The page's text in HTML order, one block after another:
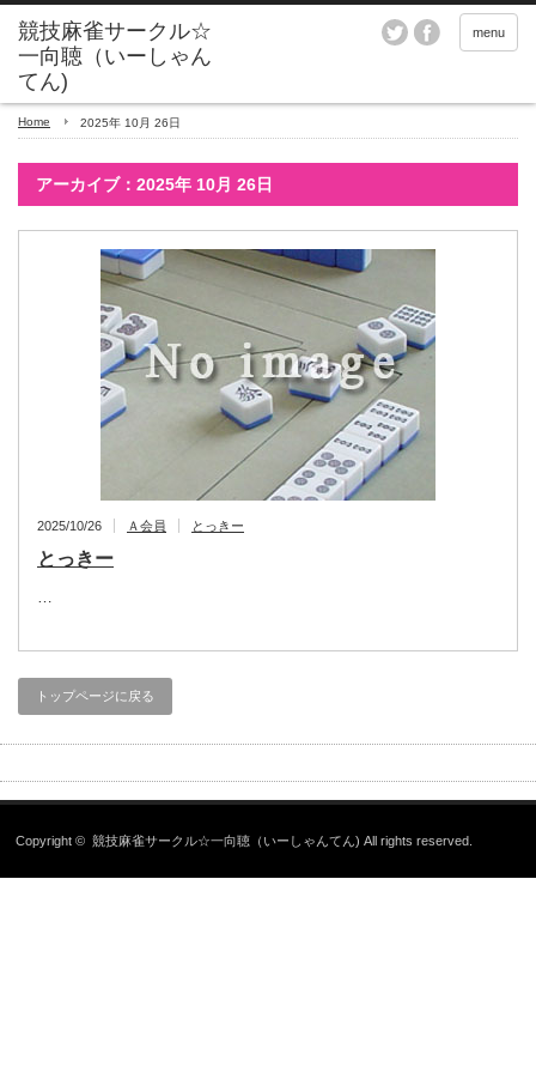
menu
Home 2025年 10月 26日
アーカイブ：2025年 10月 26日
2025/10/26 Ａ会員 とっきー
とっきー
…
トップページに戻る
Copyright ©競技麻雀サークル☆一向聴（いーしゃんてん) All rights reserved.